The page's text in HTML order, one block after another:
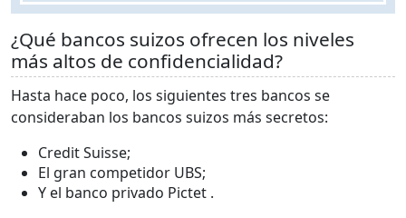
¿Qué bancos suizos ofrecen los niveles
más altos de confidencialidad?
Hasta hace poco, los siguientes tres bancos se
consideraban los bancos suizos más secretos:
Credit Suisse;
El gran competidor UBS;
Y el banco privado Pictet .